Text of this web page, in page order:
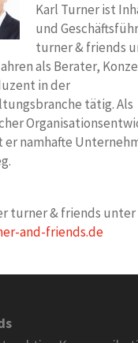
Karl Turner ist
und
turner & friends
als Berater,
in der
tätig. Als
namhafte
turner & friends unter
and-friends.de